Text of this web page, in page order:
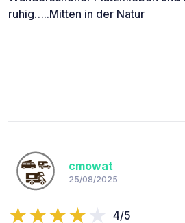
ruhig…..Mitten in der Natur
cmowat
25/08/2025
4/5